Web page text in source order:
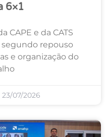
6×1
CAPE e da CATS
repouso
e organização do
23/07/2026